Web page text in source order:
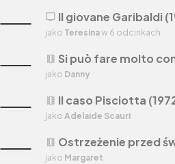
theaters Si può fare molto
jako Danny
theaters Il caso Pisciotta
jako Adelaide Scauri
theaters Ostrzeżenie przed
jako Margaret
tv Il giovane Garibaldi
jako Teresinaw 6 odcinkach